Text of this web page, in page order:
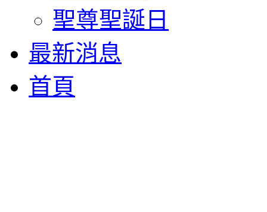
聖尊聖誕日
最新消息
首頁